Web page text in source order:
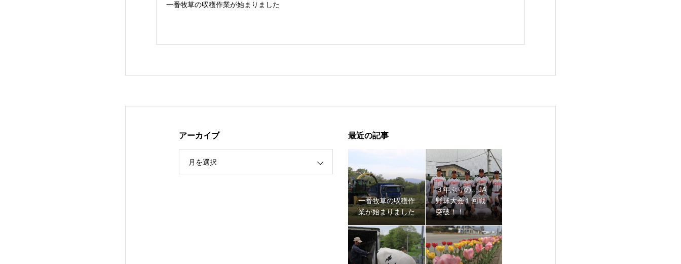
一番牧草の収穫作業が始まりました
アーカイブ
月を選択
最近の記事
一番牧草の収穫作
業が始まりました
３年ぶりの…JA
野球大会１回戦
突破！！